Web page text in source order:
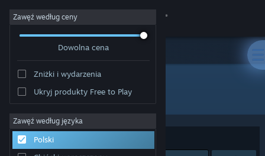
Zaloguj się
Społeczność
Informacje
Wsparcie
Zawęź według ceny
Dowolna cena
Zniżki i wydarzenia
Ukryj produkty Free to Play
Zawęź według języka
Polski
Producent: Your Average Studio
Sortuj według: